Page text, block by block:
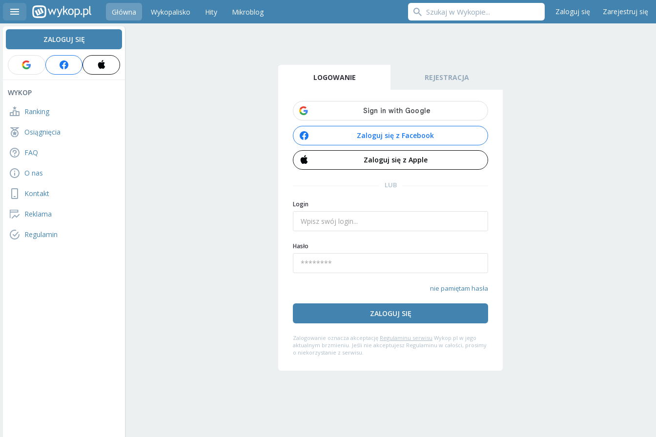
Główna Wykopalisko Hity Mikroblog Zaloguj się Zarejestruj się
ZALOGUJ SIĘ
WYKOP
Ranking
Osiągnięcia
FAQ
O nas
Kontakt
Reklama
Regulamin
LOGOWANIE REJESTRACJA
Zaloguj się z Facebook
Zaloguj się z Apple
LUB
Login
Hasło
nie pamiętam hasła
ZALOGUJ SIĘ
Zalogowanie oznacza akceptację Regulaminu serwisu Wykop.pl w jego
aktualnym brzmieniu. Jeśli nie akceptujesz Regulaminu w całości, prosimy
o niekorzystanie z serwisu.